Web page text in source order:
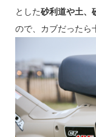
とした砂利道や土、
ので、カブだったら